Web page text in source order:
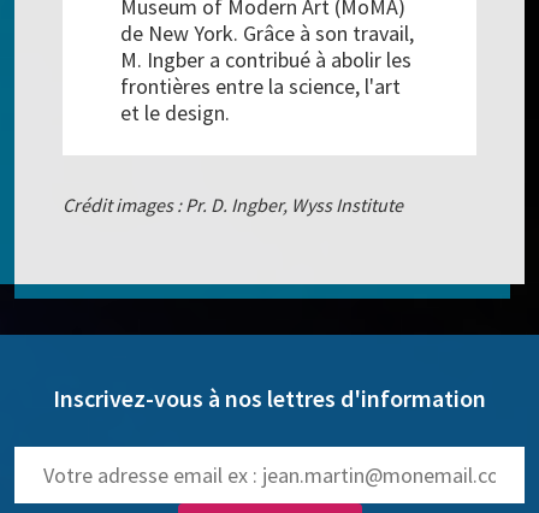
Museum of Modern Art (MoMA)
de New York. Grâce à son travail,
M. Ingber a contribué à abolir les
frontières entre la science, l'art
et le design.
Crédit images : Pr. D. Ingber, Wyss Institute
Inscrivez-vous à nos lettres d'information